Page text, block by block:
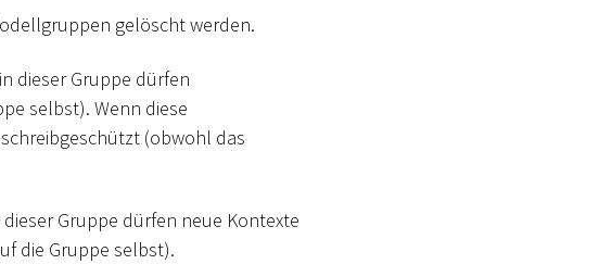
gelöscht werden.
dieser Gruppe dürfen
selbst). Wenn diese
(obwohl das
Gruppe dürfen neue Kontexte
die Gruppe selbst).